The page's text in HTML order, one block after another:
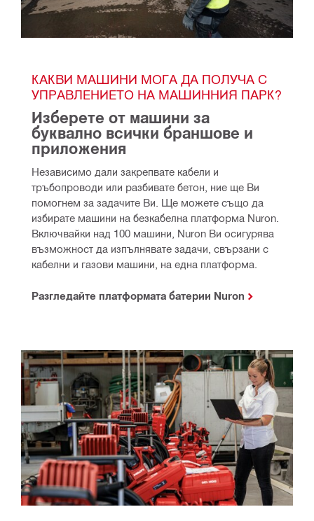
КАКВИ МАШИНИ МОГА ДА ПОЛУЧА С
УПРАВЛЕНИЕТО НА МАШИННИЯ ПАРК?
Изберете от машини за
буквално всички браншове и
приложения
Независимо дали закрепвате кабели и
тръбопроводи или разбивате бетон, ние ще Ви
помогнем за задачите Ви. Ще можете също да
избирате машини на безкабелна платформа Nuron.
Включвайки над 100 машини, Nuron Ви осигурява
възможност да изпълнявате задачи, свързани с
кабелни и газови машини, на една платформа.
Разгледайте платформата батерии Nuron